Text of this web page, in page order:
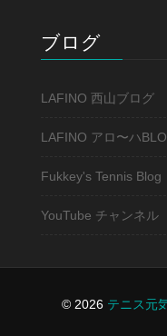
ブログ
LAFINO 西山ブログ
LAFINO アロ〜ハ
Fukkey's Tennis Blog
YouTube チャンネル
© 2026 テニス元